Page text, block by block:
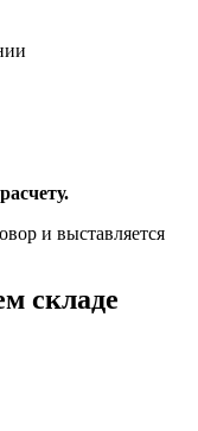
и выставляется
складе